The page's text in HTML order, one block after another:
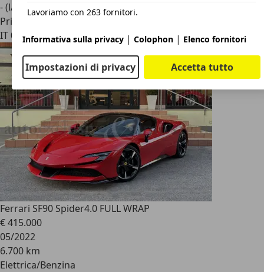
- (l/100 km)
Privato
IT 00156Roma
Ferrari SF90 Spider4.0 FULL WRAP
€ 415.000
05/2022
6.700 km
Elettrica/Benzina
Lavoriamo con 263 fornitori.
Informativa sulla privacy | Colophon | Elenco fornitori
Impostazioni di privacy Accetta tutto